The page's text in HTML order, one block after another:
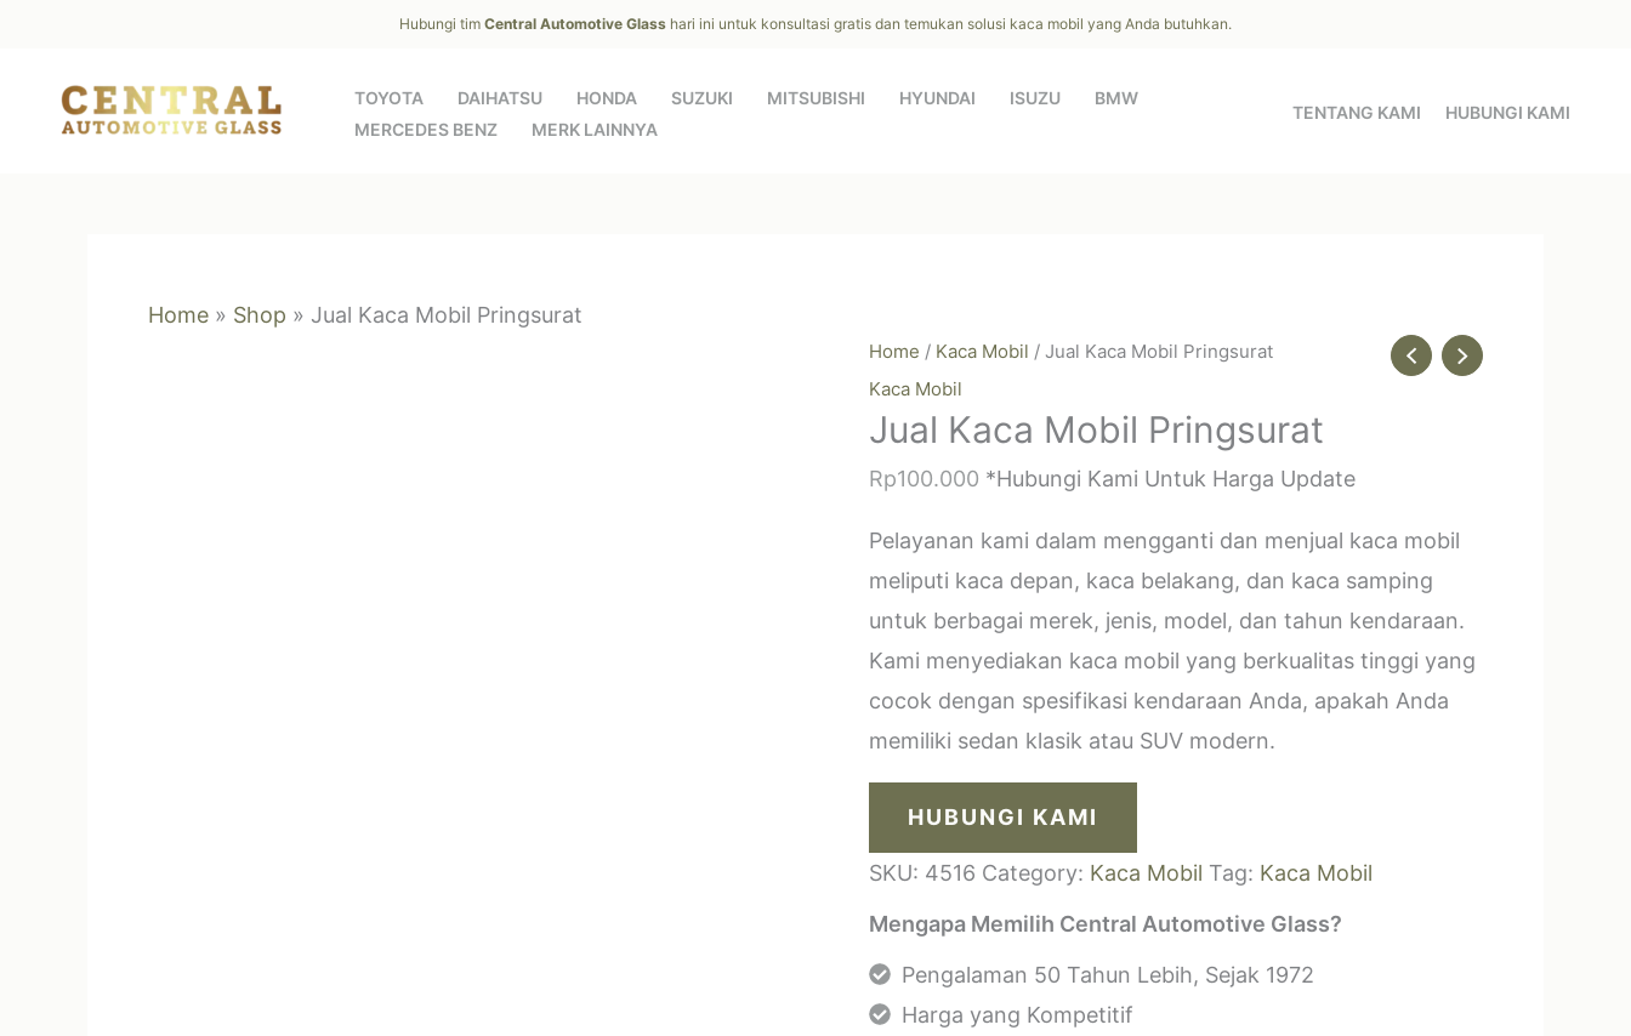
content
Hubungi tim Central Automotive Glass hari ini untuk konsultasi gratis dan temukan solusi kaca mobil yang Anda butuhkan.
TOYOTA DAIHATSU HONDA SUZUKI MITSUBISHI HYUNDAI ISUZU
BMW
MERCEDES BENZ
MERK LAINNYA
TENTANG KAMI HUBUNGI KAMI
Home » Shop » Jual Kaca Mobil Pringsurat
Home / Kaca Mobil / Jual Kaca Mobil Pringsurat
Kaca Mobil
Jual Kaca Mobil Pringsurat
Rp100.000 *Hubungi Kami Untuk Harga Update
Pelayanan kami dalam mengganti dan menjual kaca mobil
meliputi kaca depan, kaca belakang, dan kaca samping
untuk berbagai merek, jenis, model, dan tahun kendaraan.
Kami menyediakan kaca mobil yang berkualitas tinggi yang
cocok dengan spesifikasi kendaraan Anda, apakah Anda
memiliki sedan klasik atau SUV modern.
HUBUNGI KAMI
SKU: 4516 Category: Kaca Mobil Tag: Kaca Mobil
Mengapa Memilih Central Automotive Glass?
Pengalaman 50 Tahun Lebih, Sejak 1972
Harga yang Kompetitif